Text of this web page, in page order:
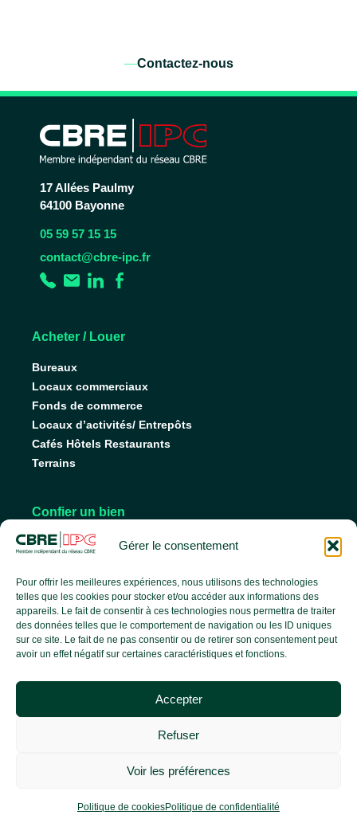
Gérer le consentement
Pour offrir les meilleures expériences, nous utilisons des technologies
telles que les cookies pour stocker et/ou accéder aux informations des
appareils. Le fait de consentir à ces technologies nous permettra de traiter
des données telles que le comportement de navigation ou les ID uniques
sur ce site. Le fait de ne pas consentir ou de retirer son consentement peut
avoir un effet négatif sur certaines caractéristiques et fonctions.
Accepter
Refuser
Voir les préférences
Politique de cookiesPolitique de confidentialité
Contactez-nous
17 Allées Paulmy
64100 Bayonne
05 59 57 15 15
contact@cbre-ipc.fr
Acheter / Louer
Bureaux
Locaux commerciaux
Fonds de commerce
Locaux d’activités/ Entrepôts
Cafés Hôtels Restaurants
Terrains
Confier un bien
Nos conseils pour vendre
Faire gérer son bien
L’agence
L’équipe
Nos services
Le groupe CBRE
© 2023 CBRE IPC Immobilier – Conception par